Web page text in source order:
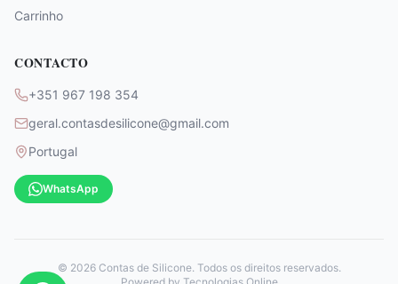
Carrinho
CONTACTO
+351 967 198 354
geral.contasdesilicone@gmail.com
Portugal
WhatsApp
© 2026Contas de Silicone. Todos os direitos reservados.